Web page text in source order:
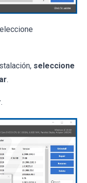
seleccione
.
.